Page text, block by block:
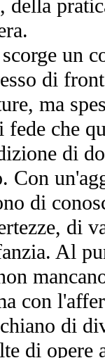
della
un
di
ma
che
di
Con
di
di
Al
con
di
di opere